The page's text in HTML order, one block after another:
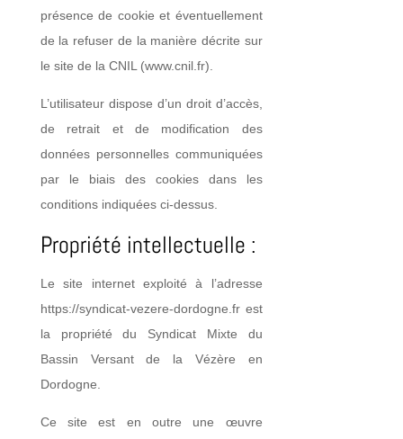
présence de cookie et éventuellement
de la refuser de la manière décrite sur
le site de la CNIL (www.cnil.fr).
L’utilisateur dispose d’un droit d’accès,
de retrait et de modification des
données personnelles communiquées
par le biais des cookies dans les
conditions indiquées ci-dessus.
Propriété intellectuelle :
Le site internet exploité à l’adresse
https://syndicat-vezere-dordogne.fr est
la propriété du Syndicat Mixte du
Bassin Versant de la Vézère en
Dordogne.
Ce site est en outre une œuvre